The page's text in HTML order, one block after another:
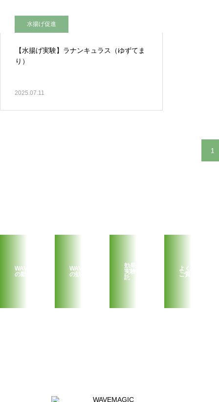
水揚げ促進
【水揚げ実験】ラナンキュラス（ゆずてま
り）
2025.07.11
1
WAVEMAGIC
の動作原理
WAVEMAGIC
の効果
効果確認
実験の受
託
よくある
ご質問